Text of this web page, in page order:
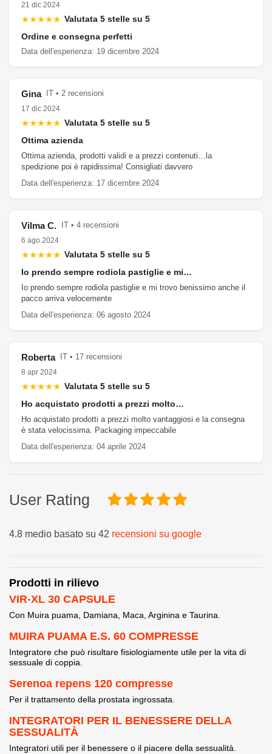
21 dic 2024
★★★★★ Valutata 5 stelle su 5
Ordine e consegna perfetti
Data dell'esperienza: 19 dicembre 2024
Gina
IT • 2 recensioni
17 dic 2024
★★★★★ Valutata 5 stelle su 5
Ottima azienda
Ottima azienda, prodotti validi e a prezzi contenuti…la
spedizione poi è rapidissima! Consigliati davvero
Data dell'esperienza: 17 dicembre 2024
Vilma C.
IT • 4 recensioni
6 ago 2024
★★★★★ Valutata 5 stelle su 5
Io prendo sempre rodiola pastiglie e mi…
Io prendo sempre rodiola pastiglie e mi trovo benissimo anche il
pacco arriva velocemente
Data dell'esperienza: 06 agosto 2024
Roberta
IT • 17 recensioni
8 apr 2024
★★★★★ Valutata 5 stelle su 5
Ho acquistato prodotti a prezzi molto…
Ho acquistato prodotti a prezzi molto vantaggiosi e la consegna
è stata velocissima. Packaging impeccabile
Data dell'esperienza: 04 aprile 2024
User Rating
4.8 medio basato su 42 recensioni su google
Prodotti in rilievo
VIR-XL 30 CAPSULE
Con Muira puama, Damiana, Maca, Arginina e Taurina.
MUIRA PUAMA E.S. 60 COMPRESSE
Integratore che può risultare fisiologiamente utile per la vita di
sessuale di coppia.
Serenoa repens 120 compresse
Per il trattamento della prostata ingrossata.
INTEGRATORI PER IL BENESSERE DELLA
SESSUALITÀ
Integratori utili per il benessere o il piacere della sessualità.